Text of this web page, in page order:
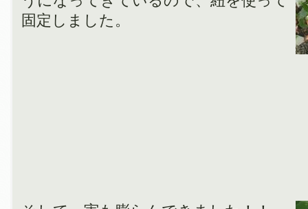
固定しました。